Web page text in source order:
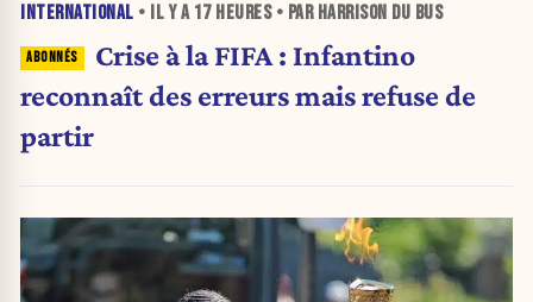
INTERNATIONAL • IL Y A 17 HEURES• PAR HARRISON DU BUS
Crise à la FIFA : Infantino
reconnaît des erreurs mais refuse de
partir